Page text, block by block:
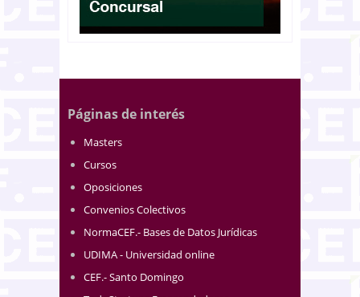
Páginas de interés
Masters
Cursos
Oposiciones
Convenios Colectivos
NormaCEF.- Bases de Datos Jurídicas
UDIMA - Universidad online
CEF.- Santo Domingo